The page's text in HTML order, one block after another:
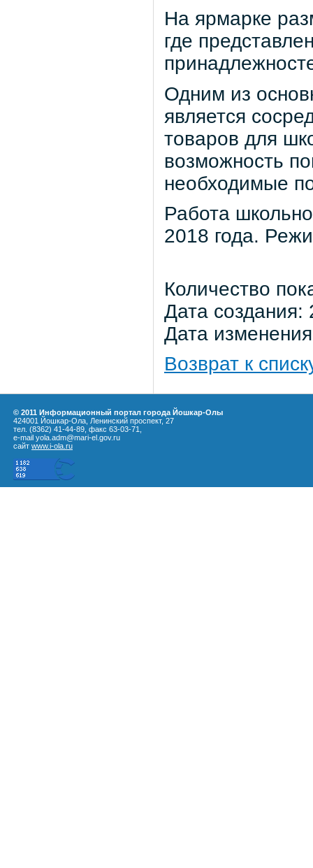
На ярмарке
где
Одним из
является
товаров для
возможность
необходимые
Работа
2018 года.
Количество
Дата
Дата
Возврат к
© 2011 Информационный портал города Йошкар-Олы
424001 Йошкар-Ола, Ленинский проспект, 27
тел. (8362) 41-44-89, факс 63-03-71,
e-mail yola.adm@mari-el.gov.ru
сайт www.i-ola.ru